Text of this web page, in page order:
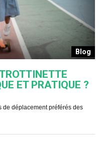
Blog
ET PRATIQUE ?
de déplacement préférés des